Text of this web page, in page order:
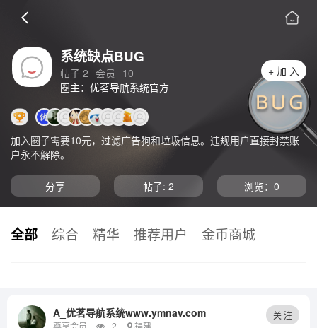
系统缺点BUG
帖子 2 会员
10
圈主：优茗导航系统官方
+ 加 入
加入圈子需要10元，过滤广告狗和垃圾信息。违规用户直接封禁账
户永不解除。
分享 帖子: 2 浏览： 0
全部 综合 精华 推荐用户 金币商城
A_优茗导航系统www.ymnav.com
尊享会员 2 福建
关 注